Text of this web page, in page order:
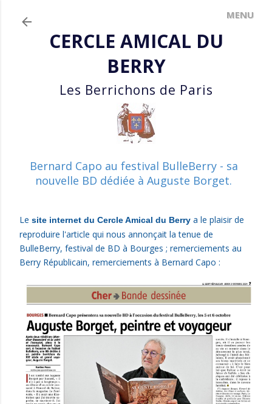
CERCLE AMICAL DU
BERRY
Les Berrichons de Paris
Bernard Capo au festival BulleBerry - sa
nouvelle BD dédiée à Auguste Borget.
Le site internet du Cercle Amical du Berry a le plaisir de
reproduire l'article qui nous annonçait la tenue de
BulleBerry, festival de BD à Bourges ; remerciements au
Berry Républicain, remerciements à Bernard Capo :